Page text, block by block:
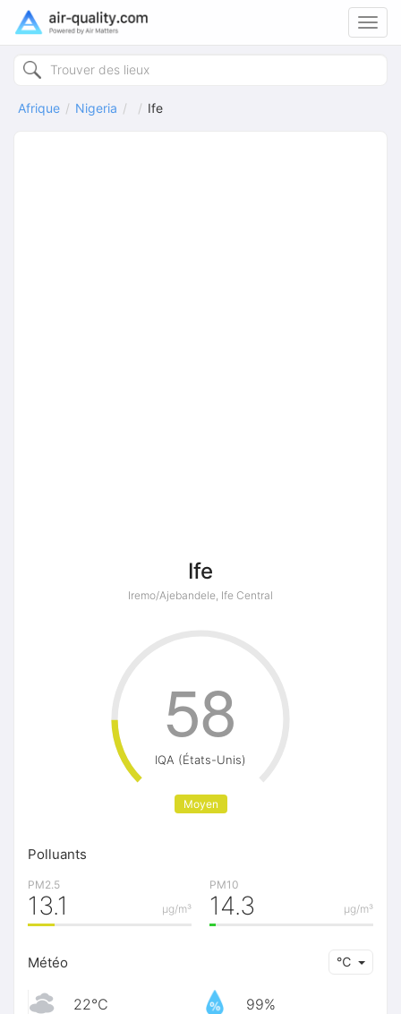
Afrique Nigeria Ife
Ife
Iremo/Ajebandele, Ife Central
IQA (États-Unis)
Moyen
58
Polluants
PM2.5
μg/m³
13.1
PM10
μg/m³
14.3
Météo ℃
22℃ 99%